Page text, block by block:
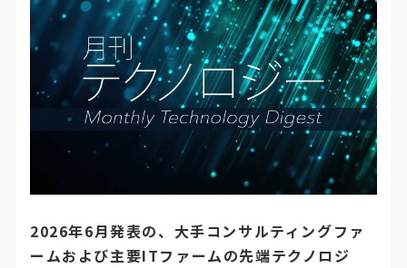
2026年6月発表の、大手コンサルティングファ
ームおよび主要ITファームの先端テクノロジ